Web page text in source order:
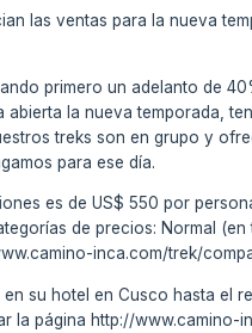
las ventas para la nueva
primero un adelanto de
abierta la nueva temporada,
treks son en grupo y
para ese día.
es de US$ 550 por
de precios: Normal
inca.com/trek/
su hotel en Cusco hasta el
página http://www.camino-